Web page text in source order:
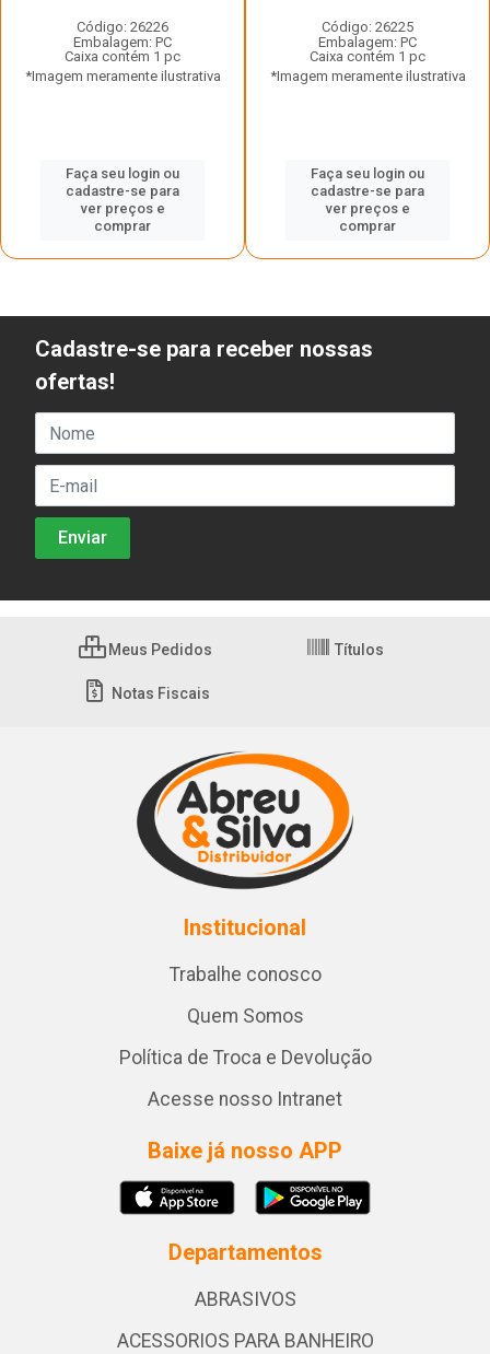
Código: 26226
Embalagem: PC
Caixa contém 1 pc
*Imagem meramente ilustrativa
Faça seu login ou
cadastre-se para
ver preços e
comprar
Código: 26225
Embalagem: PC
Caixa contém 1 pc
*Imagem meramente ilustrativa
Faça seu login ou
cadastre-se para
ver preços e
comprar
Cadastre-se para receber nossas
ofertas!
Meus Pedidos Títulos
Notas Fiscais
Institucional
Trabalhe conosco
Quem Somos
Política de Troca e Devolução
Acesse nosso Intranet
Baixe já nosso APP
Departamentos
ABRASIVOS
ACESSORIOS PARA BANHEIRO